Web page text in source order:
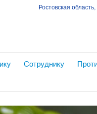
Ростовская
Сотруднику